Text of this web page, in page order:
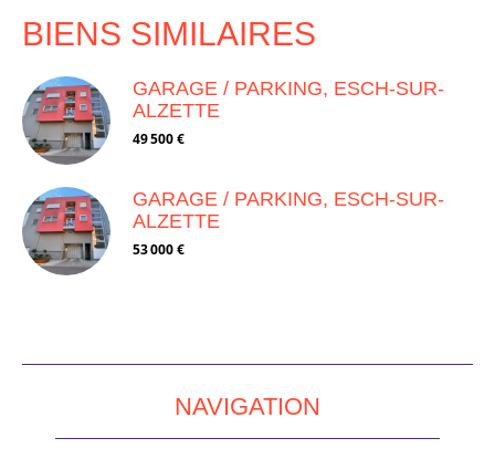
BIENS SIMILAIRES
GARAGE / PARKING, ESCH-SUR-
ALZETTE
49 500 €
GARAGE / PARKING, ESCH-SUR-
ALZETTE
53 000 €
NAVIGATION